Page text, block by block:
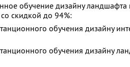
обучение дизайну
со скидкой до 94%:
обучения дизайну
обучения дизайну